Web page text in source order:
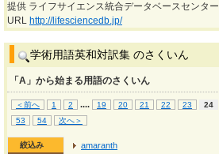
提供 ライフサイエンス統合データベースセンター
URL http://lifesciencedb.jp/
学術用語英和対訳集 のさくいん
「A」から始まる用語のさくいん
＜前へ 1 2 .... 19 20 21 22 23 24
53 54 次へ＞
絞込み
amaranth